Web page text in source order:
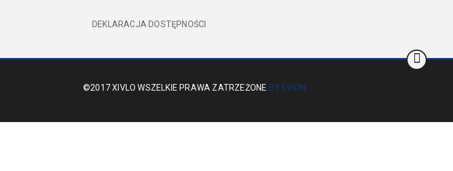
DEKLARACJA DOSTĘPNOŚCI
©2017 XIVLO WSZELKIE PRAWA ZATRZEŻONE BY EVION